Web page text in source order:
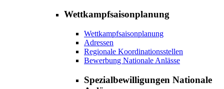
Wettkampfsaisonplanung
Wettkampfsaisonplanung
Adressen
Regionale Koordinationsstellen
Bewerbung Nationale Anlässe
Spezialbewilligungen Nationale